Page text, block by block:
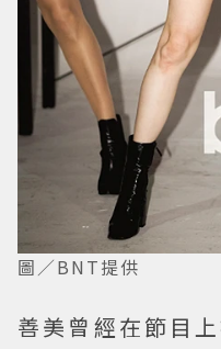
圖／BNT提供
善美曾經在節目